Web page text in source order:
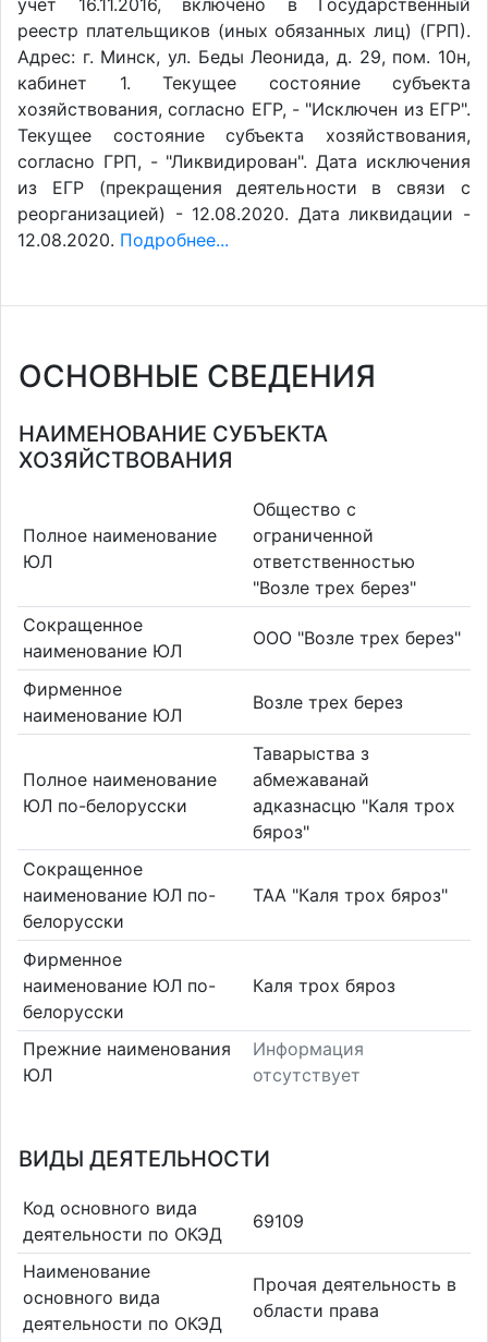
учет 16.11.2016, включено в Государственный
реестр плательщиков (иных обязанных лиц) (ГРП).
Адрес: г. Минск, ул. Беды Леонида, д. 29, пом. 10н,
кабинет 1. Текущее состояние субъекта
хозяйствования, согласно ЕГР, - "Исключен из ЕГР".
Текущее состояние субъекта хозяйствования,
согласно ГРП, - "Ликвидирован". Дата исключения
из ЕГР (прекращения деятельности в связи с
реорганизацией) - 12.08.2020. Дата ликвидации -
12.08.2020. Подробнее...
ОСНОВНЫЕ СВЕДЕНИЯ
НАИМЕНОВАНИЕ СУБЪЕКТА
ХОЗЯЙСТВОВАНИЯ
Полное наименование
ЮЛ
Общество с
ограниченной
ответственностью
"Возле трех берез"
Сокращенное
наименование ЮЛ
ООО "Возле трех берез"
Фирменное
наименование ЮЛ
Возле трех берез
Полное наименование
ЮЛ по-белорусски
Таварыства з
абмежаванай
адказнасцю "Каля трох
бяроз"
Сокращенное
наименование ЮЛ по-
белорусски
ТАА "Каля трох бяроз"
Фирменное
наименование ЮЛ по-
белорусски
Каля трох бяроз
Прежние наименования
ЮЛ
Информация
отсутствует
ВИДЫ ДЕЯТЕЛЬНОСТИ
Код основного вида
деятельности по ОКЭД
69109
Наименование
основного вида
деятельности по ОКЭД
Прочая деятельность в
области права